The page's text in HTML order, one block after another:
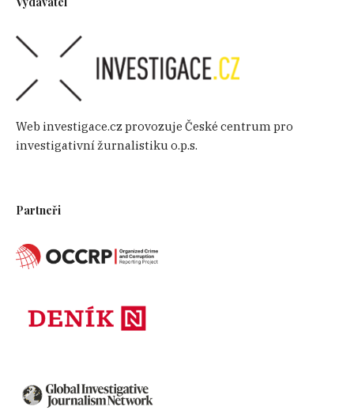
Web investigace.cz provozuje České centrum pro
investigativní žurnalistiku o.p.s.
Partneři